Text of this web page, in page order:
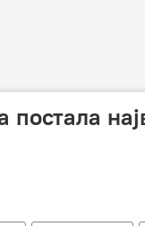
постала